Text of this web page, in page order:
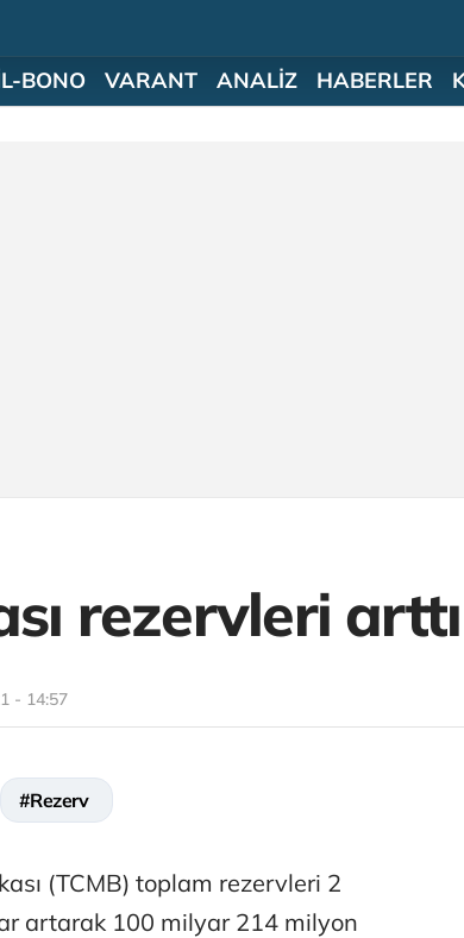
BONO VARANT ANALİZ HABERLER
rezervleri arttı
- 14:57
#Rezerv
(TCMB) toplam rezervleri 2
artarak 100 milyar 214 milyon